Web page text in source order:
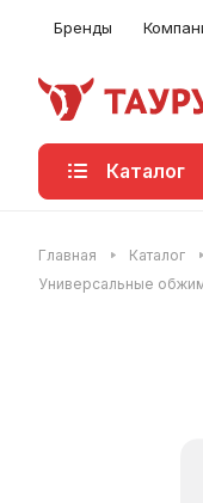
Бренды
Каталог
Главная Каталог
Универсальные